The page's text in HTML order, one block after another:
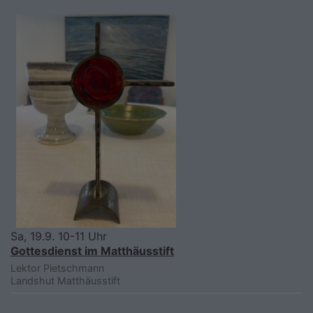
Sa, 19.9. 10-11 Uhr
Gottesdienst im Matthäusstift
Lektor Pietschmann
Landshut Matthäusstift